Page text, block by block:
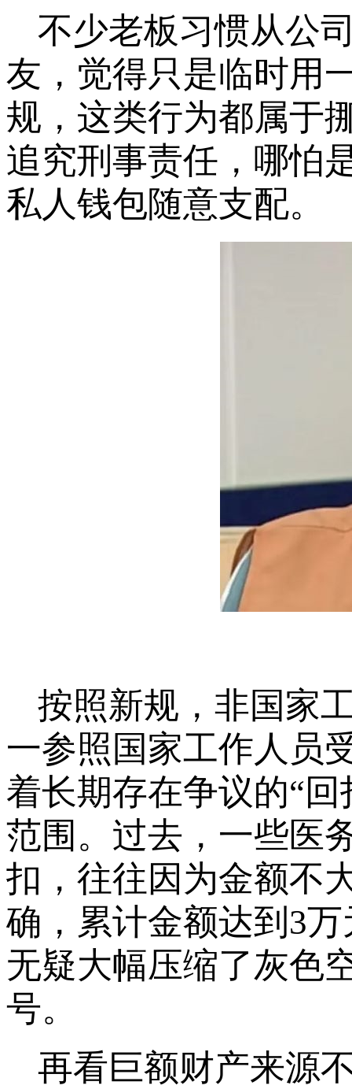
不少老板习惯从公
友，觉得只是临时用
规，这类行为都属于
追究刑事责任，哪怕
私人钱包随意支配。
按照新规，非国家
一参照国家工作人员
着长期存在争议的“
范围。过去，一些医
扣，往往因为金额不
确，累计金额达到3
无疑大幅压缩了灰色
号。
再看巨额财产来源